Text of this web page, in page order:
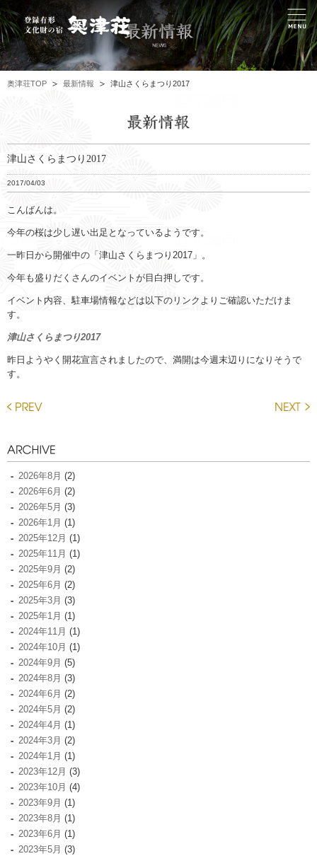
奥津荘TOP 最新情報 津山さくらまつり2017
津山さくらまつり2017
2017/04/03
こんばんは。
今年の桜は少し遅い出足となっているようです。
一昨日から開催中の「津山さくらまつり2017」。
今年も盛りだくさんのイベントが目白押しです。
イベント内容、駐車場情報などは以下のリンクよりご確認いただけま
す。
津山さくらまつり2017
昨日ようやく開花宣言されましたので、満開は今週末辺りになりそうで
す。
2026年8月 (2)
2026年6月 (2)
2026年5月 (3)
2026年1月 (1)
2025年12月 (1)
2025年11月 (1)
2025年9月 (2)
2025年6月 (2)
2025年3月 (3)
2025年1月 (1)
2024年11月 (1)
2024年10月 (1)
2024年9月 (5)
2024年8月 (3)
2024年6月 (2)
2024年5月 (2)
2024年4月 (1)
2024年3月 (2)
2024年1月 (1)
2023年12月 (3)
2023年10月 (4)
2023年9月 (1)
2023年8月 (1)
2023年6月 (1)
2023年5月 (3)